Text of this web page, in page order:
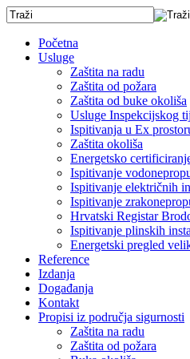
Početna
Usluge
Zaštita na radu
Zaštita od požara
Zaštita od buke okoliša
Usluge Inspekcijskog
Ispitivanja u Ex
Zaštita okoliša
Energetsko
Ispitivanje
Ispitivanje električnih
Ispitivanje
Hrvatski Registar
Ispitivanje plinskih
Energetski pregled
Reference
Izdanja
Događanja
Kontakt
Propisi iz područja sigurnosti
Zaštita na radu
Zaštita od požara